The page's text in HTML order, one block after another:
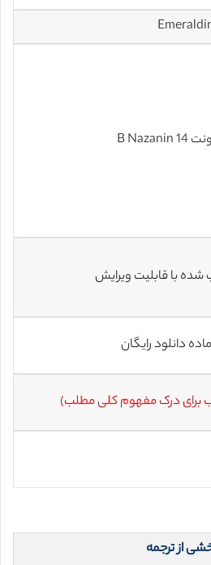
دانلود رایگان
برای درک مفهوم کلی مطلب)
از ترجمه